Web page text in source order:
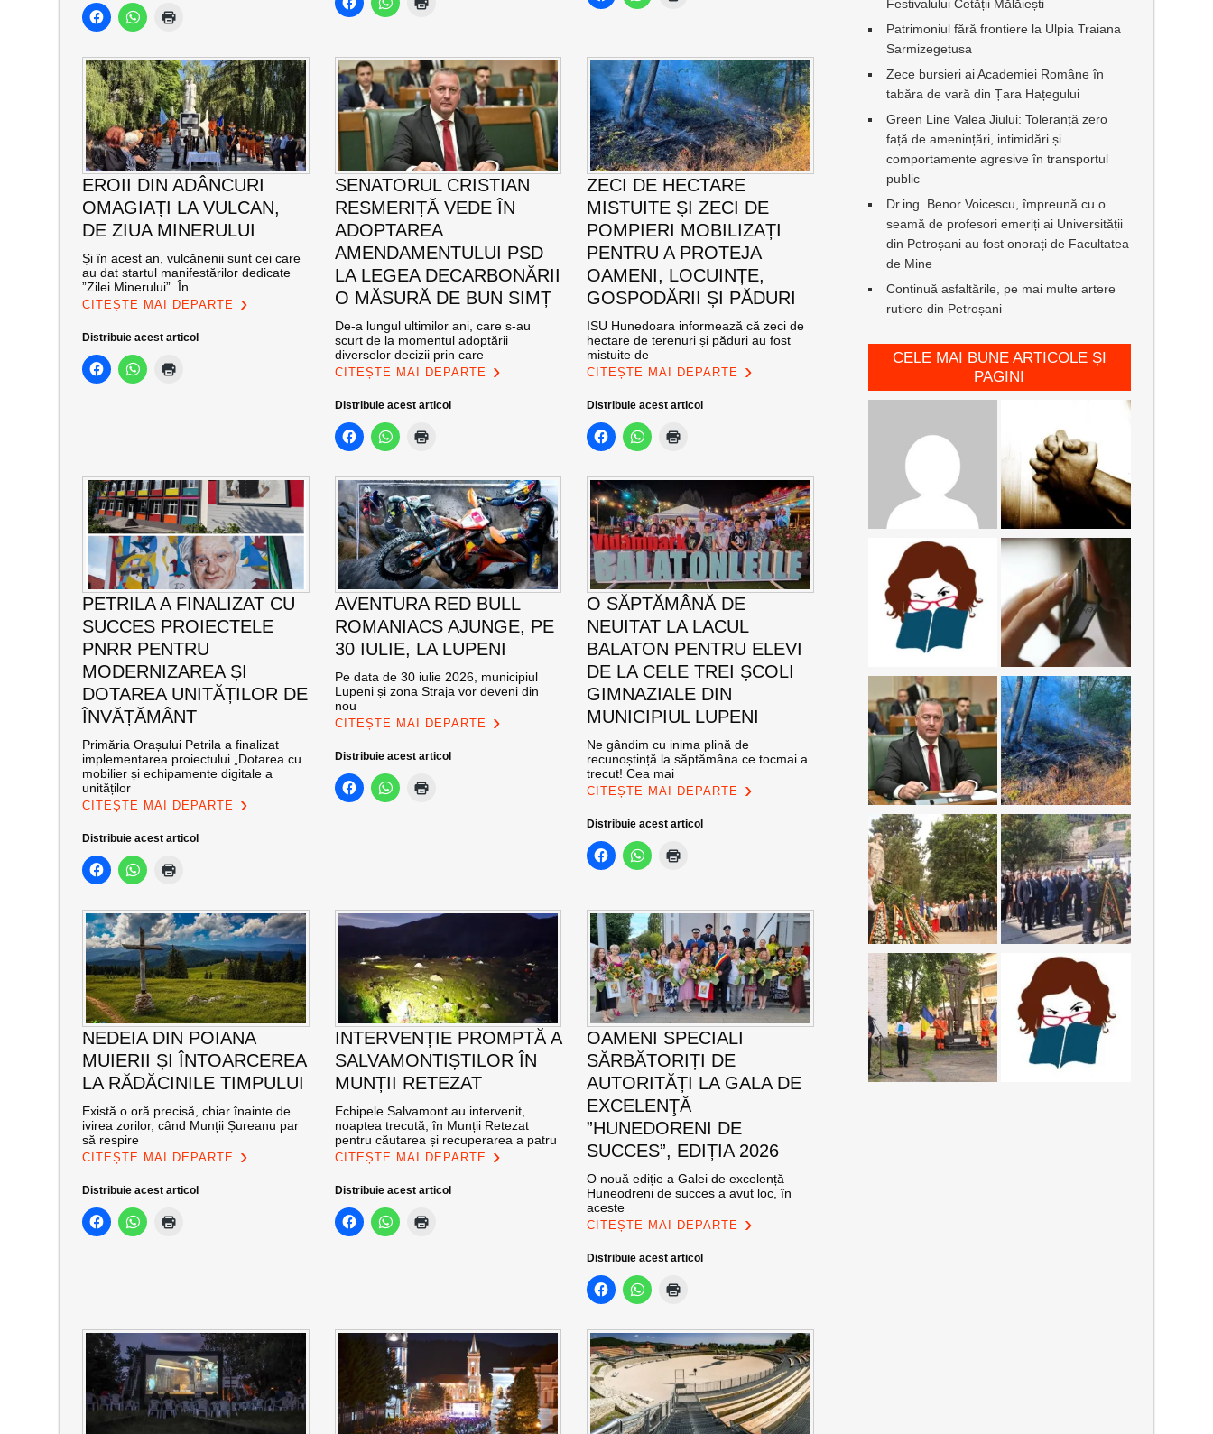
EROII DIN ADÂNCURI
OMAGIAȚI LA VULCAN,
DE ZIUA MINERULUI
Și în acest an, vulcănenii sunt cei care
au dat startul manifestărilor dedicate
”Zilei Minerului”. În
CITEȘTE MAI DEPARTE
Distribuie acest articol
SENATORUL CRISTIAN
RESMERIȚĂ VEDE ÎN
ADOPTAREA
AMENDAMENTULUI PSD
LA LEGEA DECARBONĂRII
O MĂSURĂ DE BUN SIMȚ
De-a lungul ultimilor ani, care s-au
scurt de la momentul adoptării
diverselor decizii prin care
CITEȘTE MAI DEPARTE
Distribuie acest articol
ZECI DE HECTARE
MISTUITE ȘI ZECI DE
POMPIERI MOBILIZAȚI
PENTRU A PROTEJA
OAMENI, LOCUINȚE,
GOSPODĂRII ȘI PĂDURI
ISU Hunedoara informează că zeci de
hectare de terenuri și păduri au fost
mistuite de
CITEȘTE MAI DEPARTE
Distribuie acest articol
PETRILA A FINALIZAT CU
SUCCES PROIECTELE
PNRR PENTRU
MODERNIZAREA ȘI
DOTAREA UNITĂȚILOR DE
ÎNVĂȚĂMÂNT
Primăria Orașului Petrila a finalizat
implementarea proiectului „Dotarea cu
mobilier și echipamente digitale a
unităților
CITEȘTE MAI DEPARTE
Distribuie acest articol
AVENTURA RED BULL
ROMANIACS AJUNGE, PE
30 IULIE, LA LUPENI
Pe data de 30 iulie 2026, municipiul
Lupeni și zona Straja vor deveni din
nou
CITEȘTE MAI DEPARTE
Distribuie acest articol
O SĂPTĂMÂNĂ DE
NEUITAT LA LACUL
BALATON PENTRU ELEVI
DE LA CELE TREI ȘCOLI
GIMNAZIALE DIN
MUNICIPIUL LUPENI
Ne gândim cu inima plină de
recunoștință la săptămâna ce tocmai a
trecut! Cea mai
CITEȘTE MAI DEPARTE
Distribuie acest articol
NEDEIA DIN POIANA
MUIERII ȘI ÎNTOARCEREA
LA RĂDĂCINILE TIMPULUI
Există o oră precisă, chiar înainte de
ivirea zorilor, când Munții Șureanu par
să respire
CITEȘTE MAI DEPARTE
Distribuie acest articol
INTERVENȚIE PROMPTĂ A
SALVAMONTIȘTILOR ÎN
MUNȚII RETEZAT
Echipele Salvamont au intervenit,
noaptea trecută, în Munții Retezat
pentru căutarea și recuperarea a patru
CITEȘTE MAI DEPARTE
Distribuie acest articol
OAMENI SPECIALI
SĂRBĂTORIȚI DE
AUTORITĂȚI LA GALA DE
EXCELENŢĂ
”HUNEDORENI DE
SUCCES”, EDIȚIA 2026
O nouă ediție a Galei de excelență
Huneodreni de succes a avut loc, în
aceste
CITEȘTE MAI DEPARTE
Distribuie acest articol
Festivalului Cetății Mălăiești
Patrimoniul fără frontiere la Ulpia Traiana
Sarmizegetusa
Zece bursieri ai Academiei Române în
tabăra de vară din Țara Hațegului
Green Line Valea Jiului: Toleranță zero
față de amenințări, intimidări și
comportamente agresive în transportul
public
Dr.ing. Benor Voicescu, împreună cu o
seamă de profesori emeriți ai Universității
din Petroșani au fost onorați de Facultatea
de Mine
Continuă asfaltările, pe mai multe artere
rutiere din Petroșani
CELE MAI BUNE ARTICOLE ȘI
PAGINI